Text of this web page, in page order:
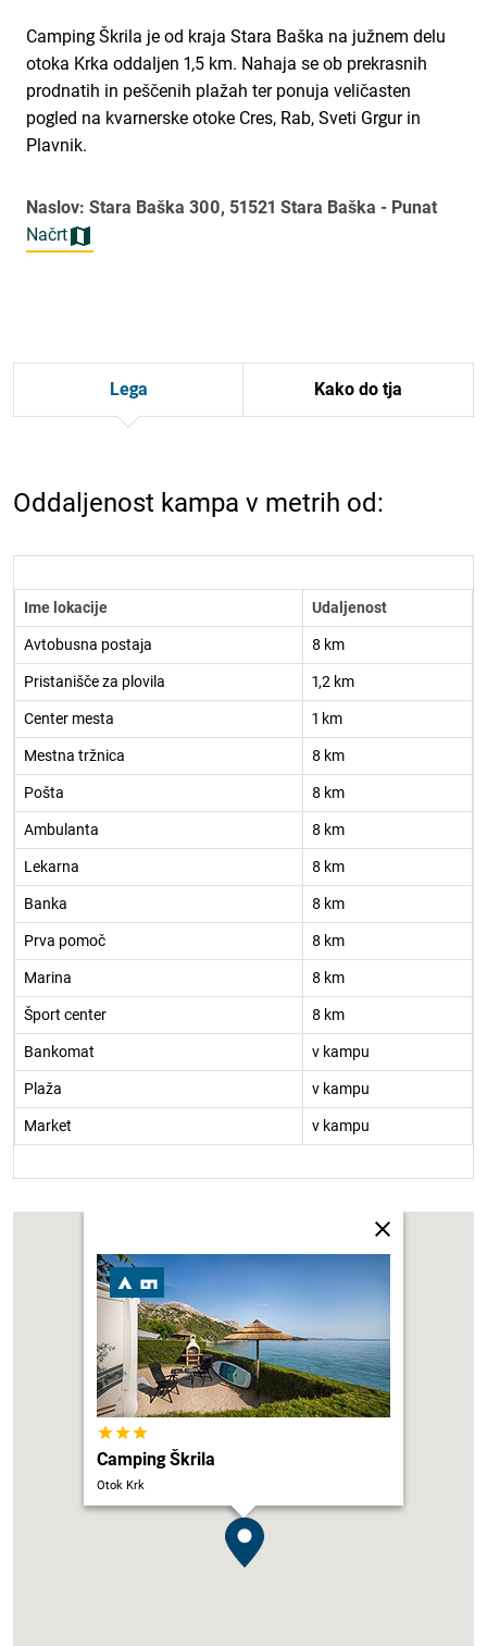
Camping Škrila je od kraja Stara Baška na južnem delu
otoka Krka oddaljen 1,5 km. Nahaja se ob prekrasnih
prodnatih in peščenih plažah ter ponuja veličasten
pogled na kvarnerske otoke Cres, Rab, Sveti Grgur in
Plavnik.
Naslov: Stara Baška 300, 51521 Stara Baška - Punat
Načrt
Lega Kako do tja
Oddaljenost kampa v metrih od:
Ime lokacije Udaljenost
Avtobusna postaja 8 km
Pristanišče za plovila 1,2 km
Center mesta 1 km
Mestna tržnica 8 km
Pošta 8 km
Ambulanta 8 km
Lekarna 8 km
Banka 8 km
Prva pomoč 8 km
Marina 8 km
Šport center 8 km
Bankomat v kampu
Plaža v kampu
Market v kampu
Camping Škrila
Otok Krk